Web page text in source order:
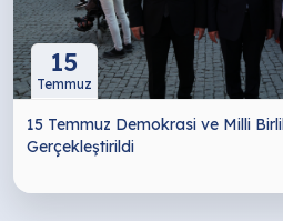
15
Temmuz
15 Temmuz Demokrasi ve Milli
Gerçekleştirildi